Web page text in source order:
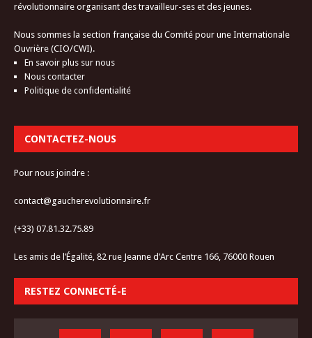
révolutionnaire organisant des travailleur-ses et des jeunes.
Nous sommes la section française du Comité pour une Internationale
Ouvrière (CIO/CWI).
En savoir plus sur nous
Nous contacter
Politique de confidentialité
CONTACTEZ-NOUS
Pour nous joindre :
contact@gaucherevolutionnaire.fr
(+33) 07.81.32.75.89
Les amis de l’Égalité, 82 rue Jeanne d’Arc Centre 166, 76000 Rouen
RESTEZ CONNECTÉ-E